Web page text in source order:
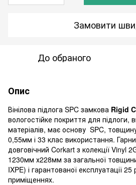
Замовити
До обраного
Опис
Вінілова підлога SPC замкова Rigid
вологостійке покриття для підлоги,
матеріалів, має основу SPC,
0,55мм і 33 клас використання.
довговічний Corkart з колекції Vinyl
1230мм х228мм за загальної
IXPE) і гарантованої експлуатації
приміщеннях.